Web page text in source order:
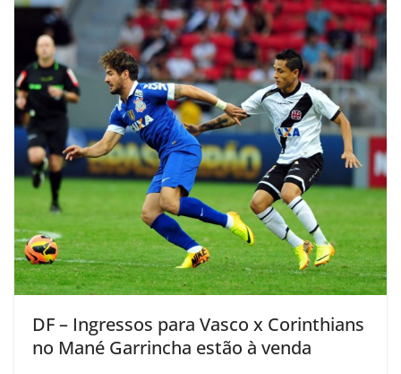
DF – Ingressos para Vasco x Corinthians
no Mané Garrincha estão à venda